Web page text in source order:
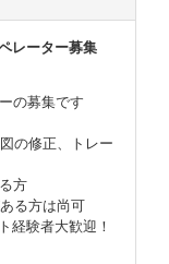
レーター募集
の募集です
の修正、トレー
方
る方は尚可
経験者大歓迎！